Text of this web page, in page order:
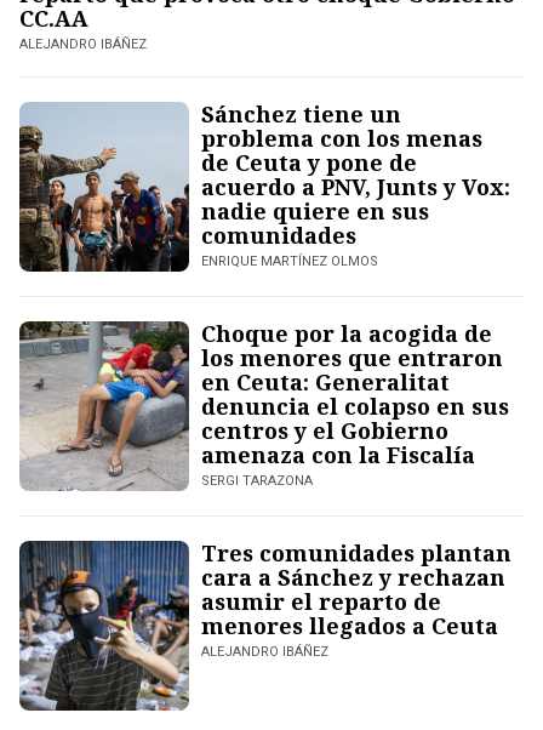
CC.AA
ALEJANDRO IBÁÑEZ
Sánchez tiene un
problema con los menas
de Ceuta y pone de
acuerdo a PNV, Junts y Vox:
nadie quiere en sus
comunidades
ENRIQUE MARTÍNEZ OLMOS
Choque por la acogida de
los menores que entraron
en Ceuta: Generalitat
denuncia el colapso en sus
centros y el Gobierno
amenaza con la Fiscalía
SERGI TARAZONA
Tres comunidades plantan
cara a Sánchez y rechazan
asumir el reparto de
menores llegados a Ceuta
ALEJANDRO IBÁÑEZ